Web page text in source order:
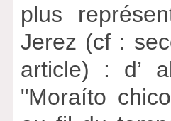
plus
Jerez (cf :
article) : d’
"Moraíto